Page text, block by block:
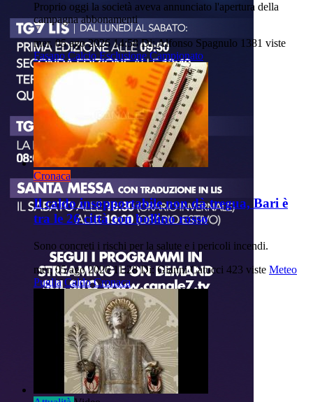
Proprio oggi la società aveva annunciato l'apertura della
campagna abbonamenti
mer, 05 ago 2026 14:58 Di: Alfonso Spagnulo 1381 viste
Fasano Calcio Esclusione Campionato
Cronaca
Il caldo insopportabile non dà tregua, Bari è
tra le 26 città con bollino rosso
Sono concreti i rischi per la salute e i pericoli incendi.
mer, 05 ago 2026 11:28 Di: Gianni Catucci 423 viste Meteo
Puglia Caldo Cronaca